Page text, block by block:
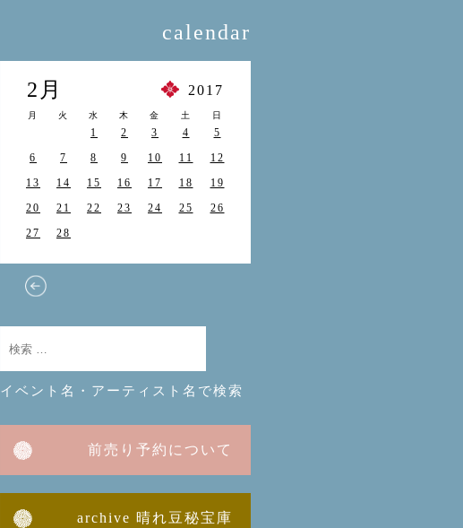
calendar
2月 2017
月 火 水 木 金 土 日
1 2 3 4
5
6
7 8 9 10 11
12
13
14 15 16 17 18
19
20
21 22 23 24 25
26
27
28
イベント名・アーティスト名で検索
前売り予約について
archive 晴れ豆秘宝庫